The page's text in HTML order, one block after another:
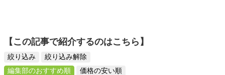
【この記事で紹介するのはこちら】
絞り込み
絞り込み解除
編集部のおすすめ順
価格の安い順